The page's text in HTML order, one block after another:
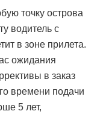
точку острова
водитель с
в зоне прилета.
ожидания
в заказ
времени подачи
5 лет,